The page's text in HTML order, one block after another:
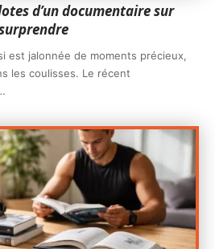
d’un documentaire sur
est jalonnée de moments précieux,
les coulisses. Le récent